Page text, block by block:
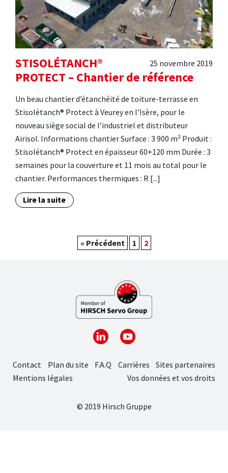
25 novembre 2019
STISOLÉTANCH®
PROTECT – Chantier de référence
Un beau chantier d’étanchéité de toiture-terrasse en
Stisolétanch® Protect à Veurey en l’Isère, pour le
nouveau siège social de l’industriel et distributeur
Airisol. Informations chantier Surface : 3 900 m² Produit :
Stisolétanch® Protect en épaisseur 60+120 mm Durée : 3
semaines pour la couverture et 11 mois au total pour le
chantier. Performances thermiques : R [...]
Lire la suite
« Précédent 1 2
Contact Plan du site F.A.Q Carrières
Sites partenaires
Mentions légales
Vos données et vos droits
© 2019 Hirsch Gruppe